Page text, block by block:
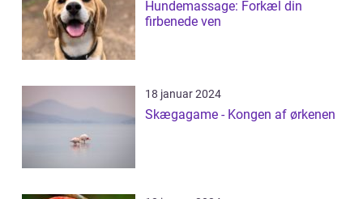
Hundemassage: Forkæl din
firbenede ven
18 januar 2024
Skægagame - Kongen af ørkenen